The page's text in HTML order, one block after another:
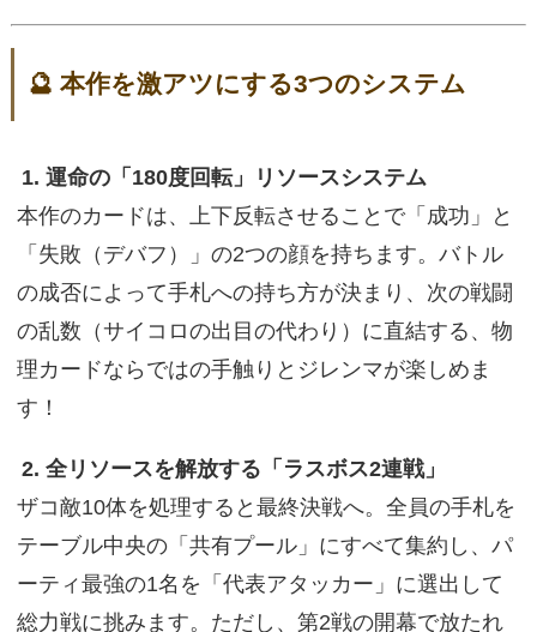
🔮 本作を激アツにする3つのシステム
1. 運命の「180度回転」リソースシステム
本作のカードは、上下反転させることで「成功」と
「失敗（デバフ）」の2つの顔を持ちます。バトル
の成否によって手札への持ち方が決まり、次の戦闘
の乱数（サイコロの出目の代わり）に直結する、物
理カードならではの手触りとジレンマが楽しめま
す！
2. 全リソースを解放する「ラスボス2連戦」
ザコ敵10体を処理すると最終決戦へ。全員の手札を
テーブル中央の「共有プール」にすべて集約し、パ
ーティ最強の1名を「代表アタッカー」に選出して
総力戦に挑みます。ただし、第2戦の開幕で放たれ